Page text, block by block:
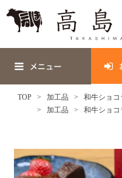
TOP 加工品
和牛ショ
加工品
和牛ショ